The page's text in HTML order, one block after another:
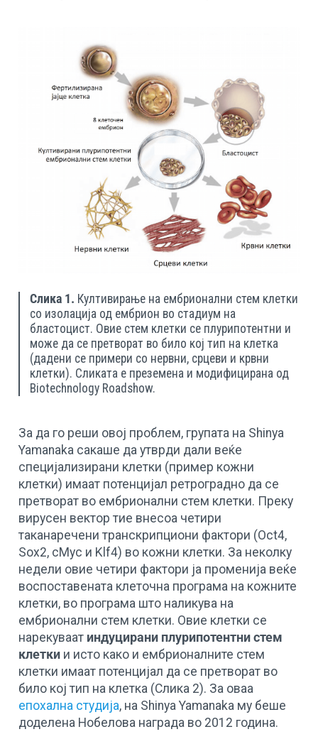
Слика 1. Култивирање на ембрионални стем клетки
со изолација од ембрион во стадиум на
бластоцист. Овие стем клетки се плурипотентни и
може да се претворат во било кој тип на клетка
(дадени се примери со нервни, срцеви и крвни
клетки). Сликата е преземена и модифицирана од
Biotechnology Roadshow.
За да го реши овој проблем, групата на Shinya
Yamanaka сакаше да утврди дали веќе
специјализирани клетки (пример кожни
клетки) имаат потенцијал ретроградно да се
претворат во ембрионални стем клетки. Преку
вирусен вектор тие внесоа четири
таканаречени транскрипциони фактори (Oct4,
Sox2, cMyc и Klf4) во кожни клетки. За неколку
недели овие четири фактори ја променија веќе
воспоставената клеточна програма на кожните
клетки, во програма што наликува на
ембрионални стем клетки. Овие клетки се
нарекуваат индуцирани плурипотентни стем
клетки и исто како и ембрионалните стем
клетки имаат потенцијал да се претворат во
било кој тип на клетка (Слика 2). За оваа
епохална студија, на Shinya Yamanaka му беше
доделена Нобелова награда во 2012 година.